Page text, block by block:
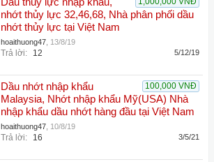
nhớt thủy lực 32,46,68, Nhà phân phối dầu
nhớt thủy lực tại Việt Nam
hoaithuong47 13/8/19
Trả lời: 12 5/12/19
100,000 VNĐ
Dầu nhớt nhập khẩu
Malaysia, Nhớt nhập khẩu Mỹ(USA) Nhà
nhập khẩu dầu nhớt hàng đầu tại Việt Nam
hoaithuong47 10/8/19
Trả lời: 16 3/5/21